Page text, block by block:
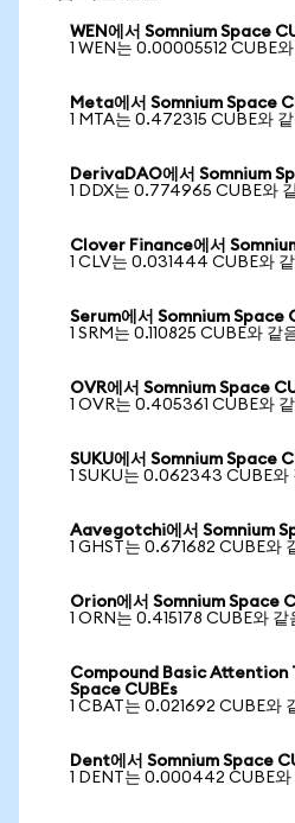
WEN에서 Somnium Space
1 WEN는 0.00005512 CUBE
Meta에서 Somnium Space
1 MTA는 0.472315 CUBE와
DerivaDAO에서 Somnium
1 DDX는 0.774965 CUBE와
Clover Finance에서
1 CLV는 0.031444 CUBE와
Serum에서 Somnium Space
1 SRM는 0.110825 CUBE와 같
OVR에서 Somnium Space
1 OVR는 0.405361 CUBE와
SUKU에서 Somnium Space
1 SUKU는 0.062343 CUBE와
Aavegotchi에서 Somnium
1 GHST는 0.671682 CUBE와
Orion에서 Somnium Space
1 ORN는 0.415178 CUBE와 같
Compound Basic Attention
Space CUBEs
1 CBAT는 0.021692 CUBE와
Dent에서 Somnium Space
1 DENT는 0.000442 CUBE와